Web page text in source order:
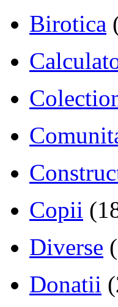
Birotica
Copii
Diverse
Donatii